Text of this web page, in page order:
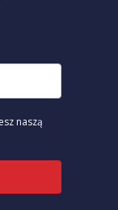
naszą